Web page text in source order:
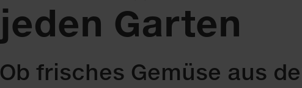
jeden Garten
Ob frisches Gemüse aus